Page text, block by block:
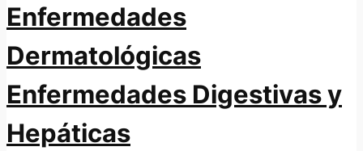
Enfermedades
Dermatológicas
Enfermedades Digestivas y
Hepáticas